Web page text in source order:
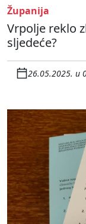
Županija
Vrpolje reklo
sljedeće?
26.05.2025. u